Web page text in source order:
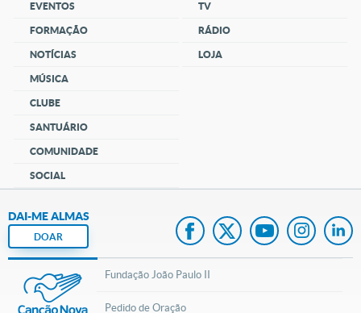
EVENTOS
FORMAÇÃO
NOTÍCIAS
MÚSICA
CLUBE
SANTUÁRIO
COMUNIDADE
SOCIAL
TV
RÁDIO
LOJA
DAI-ME ALMAS
DOAR
Fundação João Paulo II
Pedido de Oração